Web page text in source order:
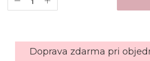
Doprava zdarma pri